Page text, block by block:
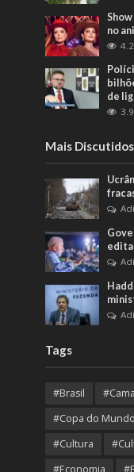
no
de
Mais Discutidos
Tags
#Brasil
#Copa do Mundo
#Cultura
#Economia